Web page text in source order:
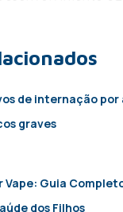
de internação por
graves
Vape: Guia
dos Filhos